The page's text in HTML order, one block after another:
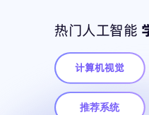
热门人工智能
计算机视觉
推荐系统